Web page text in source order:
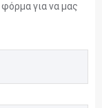
για να μας